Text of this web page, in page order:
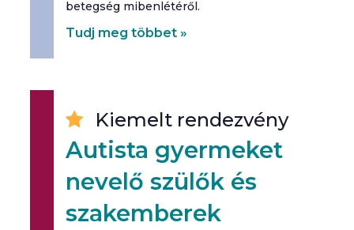
betegség mibenlétéről.
Tudj meg többet »
Kiemelt rendezvény
Autista gyermeket
nevelő szülők és
szakemberek